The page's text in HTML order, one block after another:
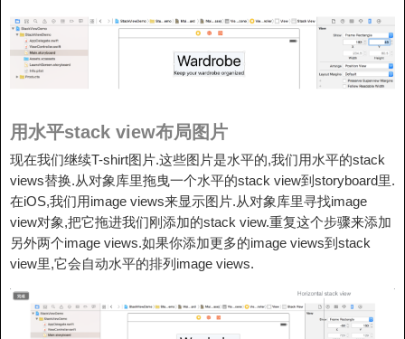
用水平stack view布局图片
现在我们继续T-shirt图片.这些图片是水平的,我们用水平的stack
views替换.从对象库里拖曳一个水平的stack view到storyboard里.
在iOS,我们用image views来显示图片.从对象库里寻找image
view对象,把它拖进我们刚添加的stack view.重复这个步骤来添加
另外两个image views.如果你添加更多的image views到stack
view里,它会自动水平的排列image views.